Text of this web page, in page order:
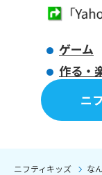
ゲーム
作る・
ニ
ニフティキッズ な